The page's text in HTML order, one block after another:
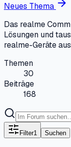
Neues Thema
Das realme
Lösungen und
realme-Geräte
Themen
30
Beiträge
168
Filter1 Suchen